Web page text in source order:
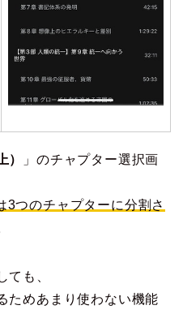
）
」のチャプター選択画
3つのチャプターに分割さ
ても、
ためあまり使わない機能